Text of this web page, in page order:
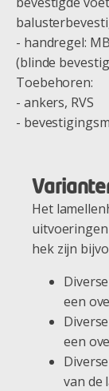
- handregel:
(blinde
Toebehoren:
- ankers, RVS
-
Het
hek zijn
een
een
van de